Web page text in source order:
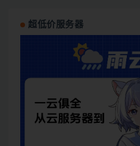
超低价服务器